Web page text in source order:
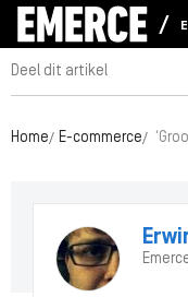
Deel dit artikel
Home E-commerce